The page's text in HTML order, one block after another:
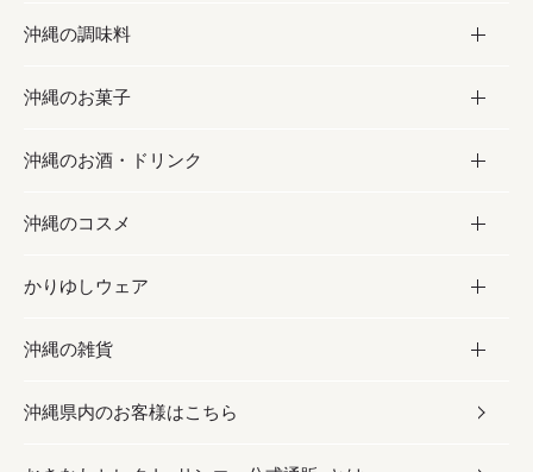
フルーツ・野菜
お肉
海産物
加工食品
缶詰／パウチ
沖縄料理
沖縄そば／乾麺
レトルト食品
乾物／粉類
沖縄の調味料
調味料
砂糖／黒砂糖
塩
お酢／ドレッシング
しょうゆ
みそ
沖縄のお菓子
お菓子
黒糖
ちんすこう
伝統菓子
スナック
沖縄のお酒・ドリンク
お酒・ドリンク
泡盛
ビール・チューハイ
ワイン・ウィスキー・カクテル
沖縄のコスメ
コスメ
スキンケア
ボディケア
かりゆしウェア
かりゆしウェア
メンズ
沖縄の雑貨
雑貨
沖縄県内のお客様はこちら